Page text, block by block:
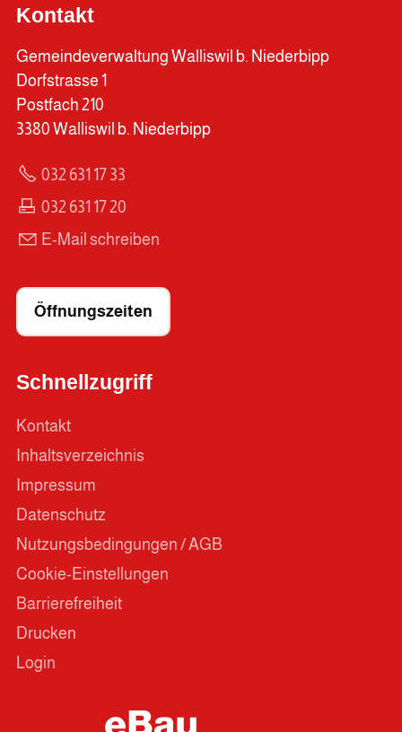
Kontakt
Gemeindeverwaltung Walliswil b. Niederbipp
Dorfstrasse 1
Postfach 210
3380 Walliswil b. Niederbipp
032 631 17 33
032 631 17 20
E-Mail schreiben
Öffnungszeiten
Schnellzugriff
Kontakt
Inhaltsverzeichnis
Impressum
Datenschutz
Nutzungsbedingungen / AGB
Cookie-Einstellungen
Barrierefreiheit
Drucken
Login